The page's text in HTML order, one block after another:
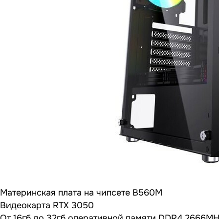
Материнская плата на чипсете B560M
Видеокарта RTX 3050